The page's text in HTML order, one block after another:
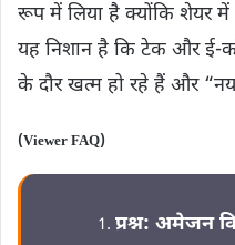
रूप में लिया है क्योंकि शेयर में
यह निशान है कि टेक और
के दौर खत्म हो रहे हैं और
(Viewer FAQ)
प्रश्न: अमेजन